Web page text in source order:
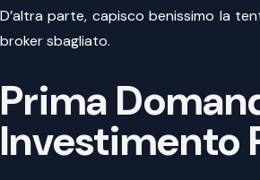
D’altra parte, capisco benissimo la
broker sbagliato.
Prima
Investimento